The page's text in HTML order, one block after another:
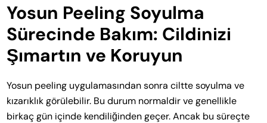
Yosun Peeling Soyulma
Sürecinde Bakım: Cildinizi
Şımartın ve Koruyun
Yosun peeling uygulamasından sonra ciltte soyulma ve
kızarıklık görülebilir. Bu durum normaldir ve genellikle
birkaç gün içinde kendiliğinden geçer. Ancak bu süreçte